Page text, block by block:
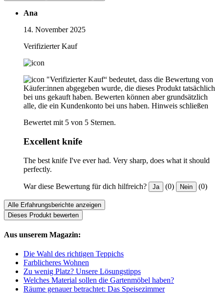
Ana
14. November 2025
Verifizierter Kauf
"Verifizierter Kauf“ bedeutet, dass die Bewertung von
Käufer:innen abgegeben wurde, die dieses Produkt tatsächlich
bei uns gekauft haben. Bewerten können aber grundsätzlich
alle, die ein Kundenkonto bei uns haben. Hinweis schließen
Bewertet mit 5 von 5 Sternen.
Excellent knife
The best knife I've ever had. Very sharp, does what it should
perfectly.
War diese Bewertung für dich hilfreich? Ja (0) Nein (0)
Alle Erfahrungsberichte anzeigen
Dieses Produkt bewerten
Aus unserem Magazin:
Die Wahl des richtigen Teppichs
Farblicheres Wohnen
Zu wenig Platz? Unsere Lösungstipps
Welches Material sollen die Gartenmöbel haben?
Räume genauer betrachtet: Das Speisezimmer